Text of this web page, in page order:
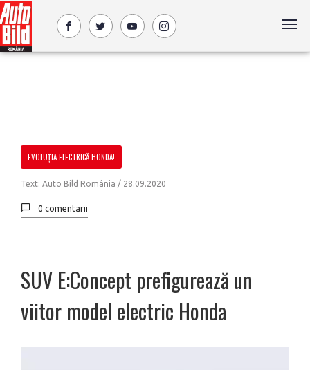
EVOLUȚIA ELECTRICĂ HONDA!
Text: Auto Bild România / 28.09.2020
0 comentarii
SUV E:Concept prefigurează un
viitor model electric Honda